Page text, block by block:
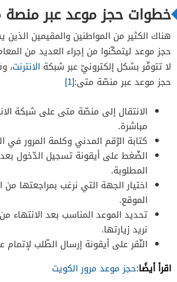
خطوات حجز موعد عبر
هناك الكثير من المواطنين والمقيمين
حجز موعد ليتمكّنوا من إجراء العديد من
لا تتوفّر بشكل إلكترونيّ عبر شبكة الانترنت،
حجز موعد عبر منصّة متى:[1]
الانتقال إلى منصّة متى على شبكة
مباشرة.
كتابة الرّقم المدني وكلمة المرور في
الضّغط على أيقونة تسجيل الدّخول بعد
المطلوبة.
اختيار الجهة التي نرغب بمراجعتها من
الموقع.
تحديد الموعد المناسب بعد الانتهاء
نريد زيارتها.
النّقر على أيقونة إرسال الطّلب لإتمام
اقرأ أيضًا:حجز موعد مرور الكويت